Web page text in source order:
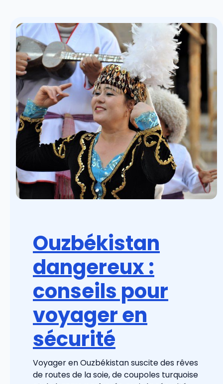
Ouzbékistan
dangereux :
conseils pour
voyager en
sécurité
Voyager en Ouzbékistan suscite des rêves
de routes de la soie, de coupoles turquoise